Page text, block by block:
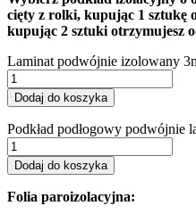
cięty z rolki, kupując 1 sztukę
kupując 2 sztuki otrzymujesz
Laminat podwójnie izolowany
Dodaj do koszyka
Podkład podłogowy podwójnie
Dodaj do koszyka
Folia paroizolacyjna: